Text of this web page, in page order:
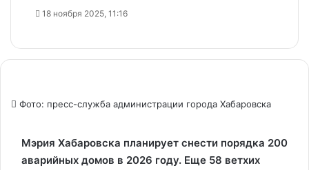
18 ноября 2025, 11:16
Фото: пресс-служба администрации города Хабаровска
Мэрия Хабаровска планирует снести порядка 200
аварийных домов в 2026 году. Еще 58 ветхих